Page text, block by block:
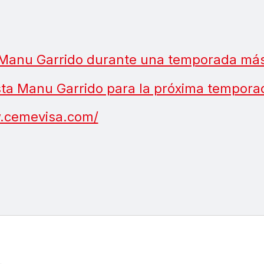
Garrido durante una temporada
Manu Garrido para la próxima